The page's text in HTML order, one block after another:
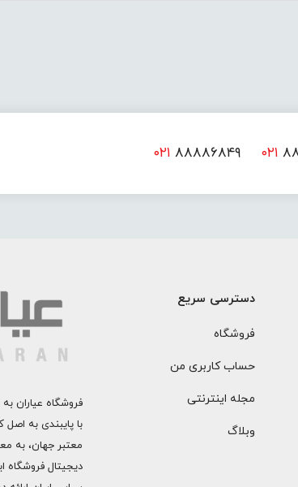
۰۲۱ ۸۸۸۸۶۸۴۹ ۰۲۱
دسترسی سریع
فروشگاه
حساب کاربری من
مجله اینترنتی
وبلاگ
فروشگاه عیاران
با پایبندی به
معتبر جهان، به